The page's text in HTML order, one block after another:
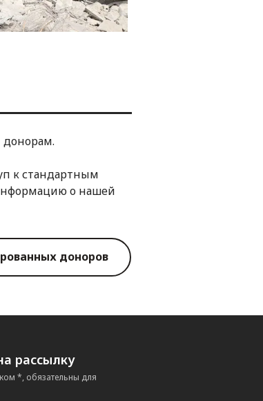
к стандартным
о нашей
доноров
рассылку
*, обязательны для